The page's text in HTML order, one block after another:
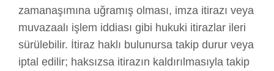
zamanaşımına uğramış olması, imza itirazı veya
muvazaalı işlem iddiası gibi hukuki itirazlar ileri
sürülebilir. İtiraz haklı bulunursa takip durur veya
iptal edilir; haksızsa itirazın kaldırılmasıyla takip